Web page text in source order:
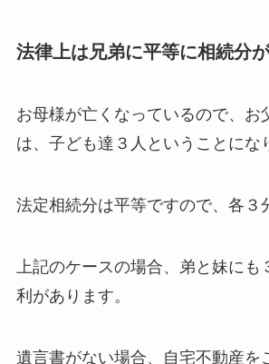
法律上は兄弟に平等に相続分
お母様が亡くなっているので、お
は、子ども達３人ということにな
法定相続分は平等ですので、各３
上記のケースの場合、弟と妹にも
利があります。
遺言書がない場合、自宅不動産を